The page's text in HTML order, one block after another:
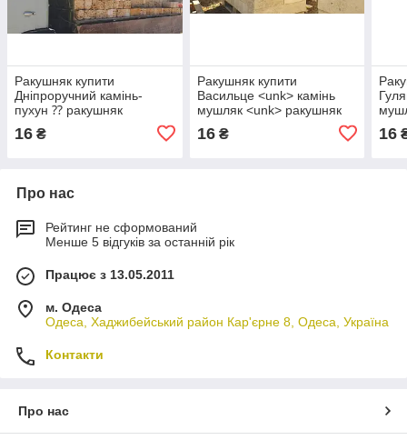
Ракушняк купити
Дніпроручний камінь-
пухун ⁇ ракушняк
Запороріжжя й запоріжка
зона. ⁇ Недорогого!
16 ₴
Ракушняк купити
Васильце <unk> камінь
мушляк <unk> ракушняк
Запороріжжя та запоріжка
зона. <unk> Недорогого!
16₴ 16
Про нас
Рейтинг не сформований
Менше 5 відгуків за останній рік
Працює з 13.05.2011
м. Одеса
Одеса, Хаджибейський район Кар'єрне 8, Одеса, Україна
Контакти
Про нас